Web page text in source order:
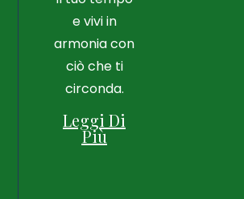
e vivi in
armonia con
ciò che ti
circonda.
Leggi Di
Più